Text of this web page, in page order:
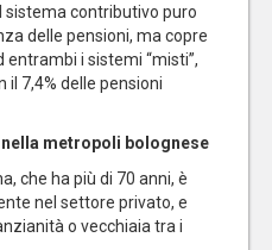
sistema contributivo puro
delle pensioni, ma copre
i sistemi “misti”,
il 7,4% delle pensioni
metropoli bolognese
che ha più di 70 anni, è
nel settore privato, e
o vecchiaia tra i